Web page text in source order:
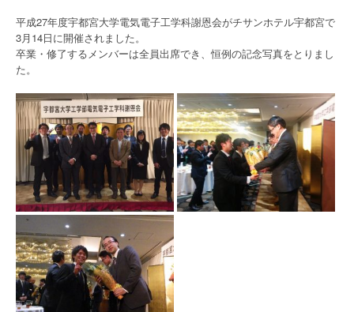
平成27年度宇都宮大学電気電子工学科謝恩会がチサンホテル宇都宮で
3月14日に開催されました。
卒業・修了するメンバーは全員出席でき、恒例の記念写真をとりまし
た。